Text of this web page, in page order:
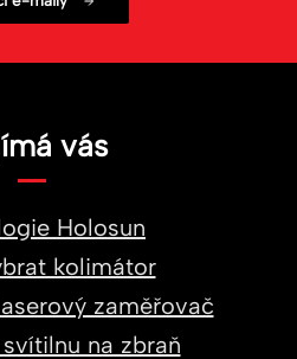
vás
Holosun
kolimátor
zaměřovač
na zbraň